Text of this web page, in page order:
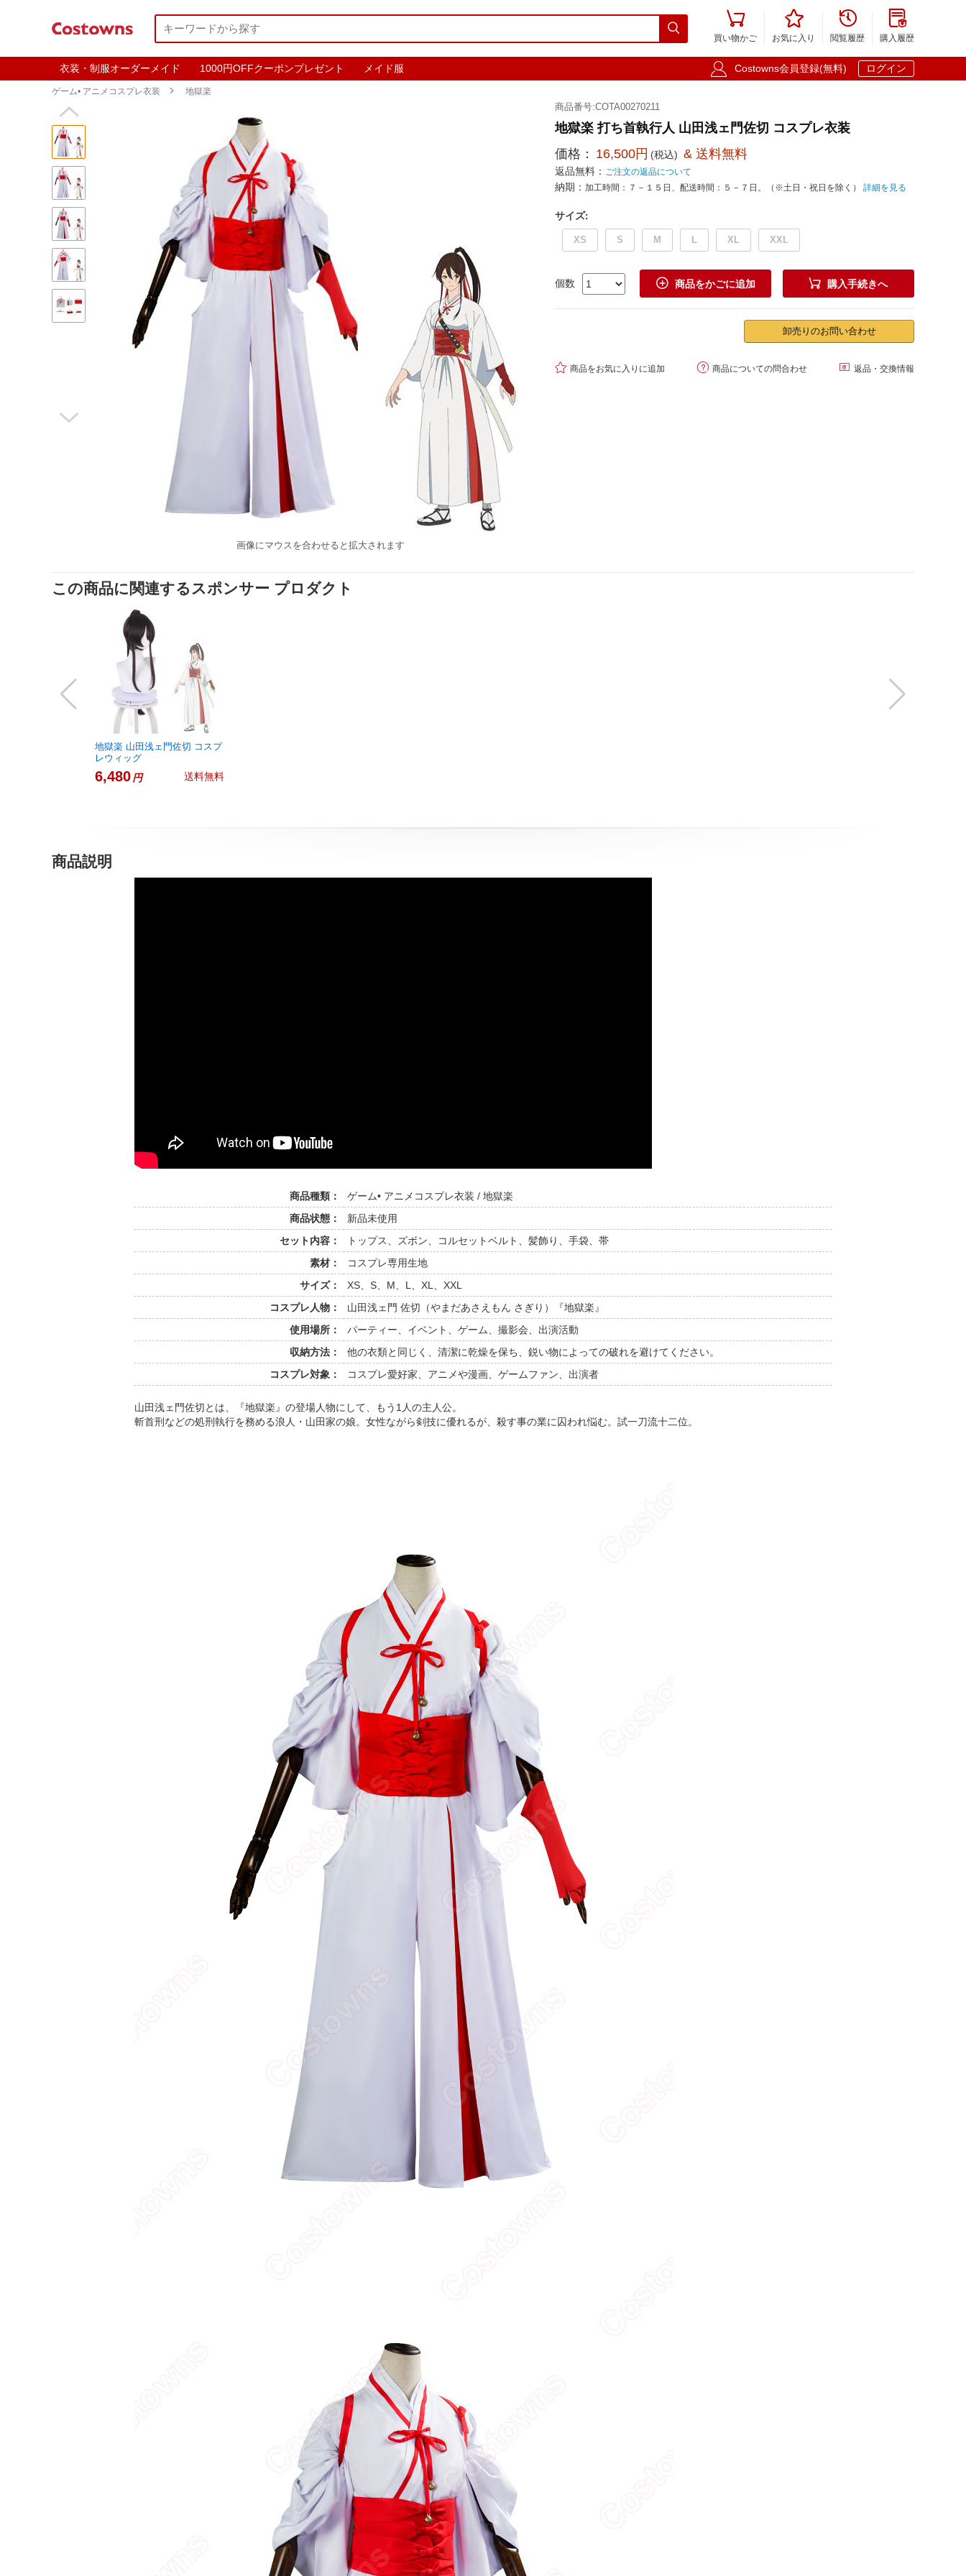


買い物かご

お気に入り

閲覧履歴

購入履歴
衣装・制服オーダーメイド 1000円OFFクーポンプレゼント メイド服  Costowns会員登録(無料) ログイン
ゲーム• アニメコスプレ衣装  地獄楽


画像にマウスを合わせると拡大されます
商品番号:COTA00270211
地獄楽 打ち首執行人 山田浅ェ門佐切 コスプレ衣装
価格： 16,500円 (税込) & 送料無料
返品無料： ご注文の返品について
納期： 加工時間：７－１５日、配送時間：５－７日。（※土日・祝日を除く） 詳細を見る
サイズ:
XS S M L XL XXL
個数  商品をかごに追加  購入手続きへ
卸売りのお問い合わせ
 商品をお気に入りに追加  商品についての問合わせ  返品・交換情報
この商品に関連するスポンサー プロダクト
地獄楽 山田浅ェ門佐切 コスプ
レウィッグ
6,480円 送料無料
商品説明
商品種類：
ゲーム• アニメコスプレ衣装 / 地獄楽
商品状態：
新品未使用
セット内容：
トップス、ズボン、コルセットベルト、髪飾り、手袋、帯
素材：
コスプレ専用生地
サイズ：
XS、S、M、L、XL、XXL
コスプレ人物：
山田浅ェ門 佐切（やまだあさえもん さぎり）『地獄楽』
使用場所：
パーティー、イベント、ゲーム、撮影会、出演活動
収納方法：
他の衣類と同じく、清潔に乾燥を保ち、鋭い物によっての破れを避けてください。
コスプレ対象：
コスプレ愛好家、アニメや漫画、ゲームファン、出演者
山田浅ェ門佐切とは、『地獄楽』の登場人物にして、もう1人の主人公。
斬首刑などの処刑執行を務める浪人・山田家の娘。女性ながら剣技に優れるが、殺す事の業に囚われ悩む。試一刀流十二位。